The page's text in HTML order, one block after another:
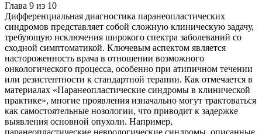
Глава 9 из 10
Дифференциальная диагностика паранеопластических
синдромов представляет собой сложную клиническую задачу,
требующую исключения широкого спектра заболеваний со
сходной симптоматикой. Ключевым аспектом является
настороженность врача в отношении возможного
онкологического процесса, особенно при атипичном течении
или резистентности к стандартной терапии. Как отмечается в
материалах «Паранеопластические синдромы в клинической
практике», многие проявления изначально могут трактоваться
как самостоятельные нозологии, что приводит к задержке
выявления основной опухоли. Например,